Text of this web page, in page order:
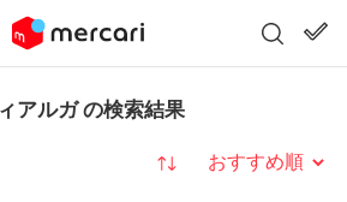
アルガ の検索結果
並び替え